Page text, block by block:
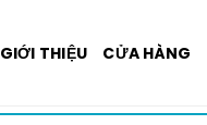
GIỚI THIỆU CỬA HÀNG